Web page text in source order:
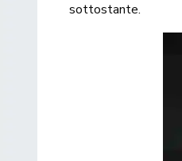
sottostante.